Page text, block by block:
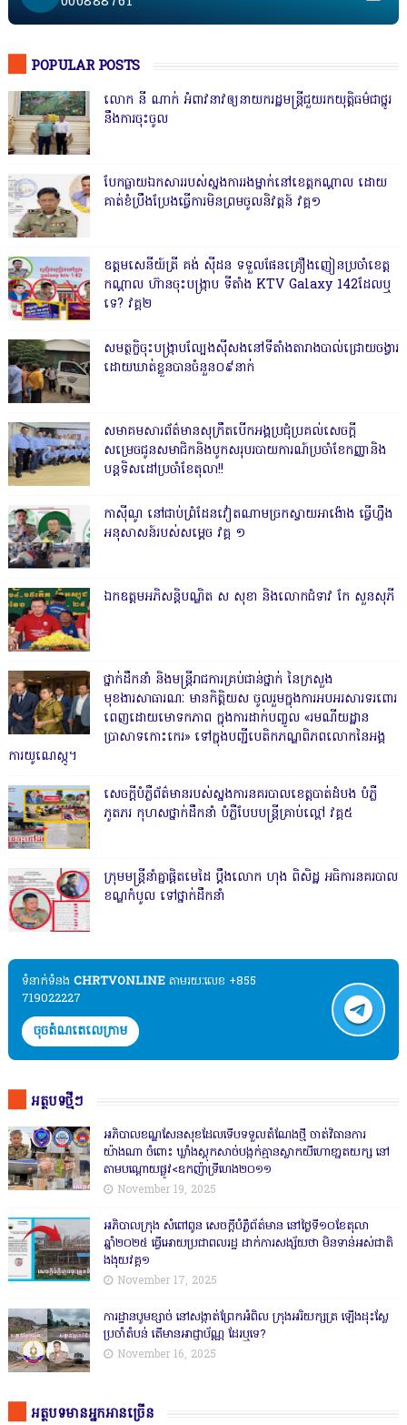
POPULAR POSTS
លោក នី ណាក់ អំពាវនាវឲ្យនាយករដ្ឋមន្ត្រីជួយរកយុត្តិធម៌ជាថ្នូរ
នឹងការចុះចូល
បែកធ្លាយឯកសាររបស់ស្នងការរងម្នាក់នៅខេត្តកណ្ដាល ដោយ
គាត់ខំប្រឹងប្រែងធ្វើការមិនព្រមចូលនិវត្តន៍ វគ្គ១
ឧត្តមសេនីយ៍ត្រី គង់ ស៊ីដន ទទួលផែនគ្រឿងញៀនប្រចាំខេត្ត
កណ្តាល ហ៊ានចុះបង្ក្រាប ទីតាំង KTV Galaxy 142ដែលឬ
ទេ? វគ្គ២
សមត្ថកិ្ចចុះបង្ក្រាបល្បែងស៊ីសងនៅទីតាំងតារាងបាល់ជ្រោយចង្វារ
ដោយឃាត់ខ្លួនបានចំនួន០៩នាក់
សមាគមសារព័ត៌មានសុក្រឹតបើកអង្គប្រជុំប្រគល់សេចក្តី
សម្រេចជូនសមាជិកនិងបូកសរុបរបាយការណ៍ប្រចាំខែកញ្ញានិង
បន្តទិសដៅប្រចាំខែតុលា!!
កាសុីណូ នៅជាប់ព្រំដែនវៀតណាមច្រកស្វាយអាង៉ោង ធ្វើហ្នឹង
អនុសាសន៍របស់សម្ដេច វគ្គ ១
ឯកឧត្តមអភិសន្តិបណ្ឌិត ស សុខា និងលោកជំទាវ កែ សួនសុភី
ថ្នាក់ដឹកនាំ និងមន្ត្រីរាជការគ្រប់ជាន់ថ្នាក់ នៃក្រសួង
មុខងារសាធារណៈ មានកិត្តិយស ចូលរួមក្នុងការអបអរសារទរពោរ
ពេញដោយមោទកភាព ក្នុងការដាក់បញ្ចូល «រមណីយដ្ឋាន
ប្រាសាទកោះកេរ» ទៅក្នុងបញ្ជីបេតិកភណ្ឌពិភពលោកនៃអង្គ
ការយូណេស្កូ។
សេចក្តីបំភ្លឺព័ត៌មានរបស់ស្នងការនគរបាលខេត្តបាត់ដំបង បំភ្លឺ
ភូតភរ កុហសថ្នាក់ដឹកនាំ បំភ្លឺបែបបន្ត្រីគ្រាប់ល្ពៅ វគ្គ៥
ក្រុមមន្ត្រីនាំគ្នាផ្ដិតមេដៃ ប្ដឹងលោក ហុង ពិសិដ្ឋ អធិការនគរបាល
ខណ្ឌកំបូល ទៅថ្នាក់ដឹកនាំ
ទំនាក់ទំនង​​ CHRTVONLINE តាមរយៈលេខ +855
719022227
ចុចតំណតេលេក្រាម
អត្ថបទថ្មីៗ
អភិបាលខណ្ឌសែនសុខដែលទើបទទួលតំណែងថ្មី ចាត់វិធានការ
យ៉ាងណា ចំពោះ ឃ្លាំងស្តុកសាច់បង្កក់គ្មានស្លាកយីហោខា្នតយក្ស នៅ
តាមបណ្តោយផ្លូវ<ឧកញ៉ាទ្រីហេង២០១១
November 19, 2025
អភិបាលក្រុង សំពៅពូន សេចក្តីបំភ្លឺព័ត៌មាន នៅថ្ងៃទី១០ខែតុលា
ឆ្នាំ២០២៥ ធ្វើអោយប្រជាពលរដ្ឋ ដាក់ការសង្ស័យថា មិនទាន់អស់ជាតិ
ងងុយវគ្គ១
November 17, 2025
ការដ្ឋានបូមខ្សាច់ នៅសង្កាត់ព្រែកអំពិល ក្រុងអរិយក្សត្រ ឡើងដុះស្លែ
ប្រចាំតំបន់ តើមានអាជ្ញាប័ណ្ណ ដែរឬទេ?
November 16, 2025
អត្ថបទមានអ្នកអានច្រើន